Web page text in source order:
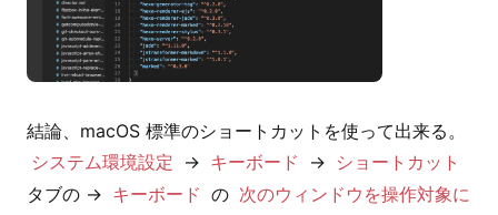
システム環境設定 → キーボード → ショートカット
タブの → キーボード の 次のウィンドウを操作対象に